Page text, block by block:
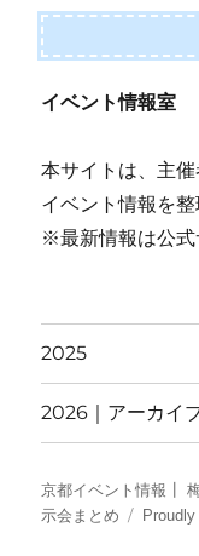
イベント情報室
本サイトは、主
イベント情報を整
※最新情報は公式
2025
2026｜アーカイ
京都イベント情報┃
示会まとめ